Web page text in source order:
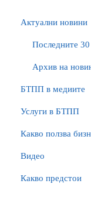
Актуални новини
Последните
Архив на
БTПП в медиите
Услуги в БТПП
Какво ползва
Видео
Какво предстои